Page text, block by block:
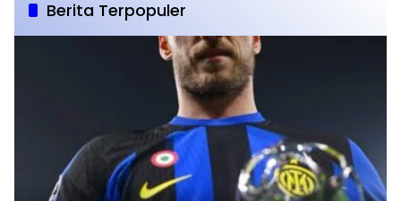
Berita Terpopuler